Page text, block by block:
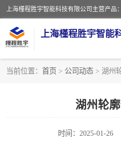
上海槿程胜宇智能
当前位置： 首页 > 公司动态 > 湖州
湖州轮
时间：2025-01-26
三坐标测量仪